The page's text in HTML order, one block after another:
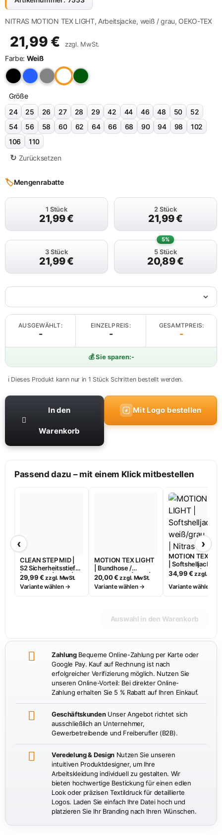
NITRAS MOTION TEX LIGHT, Arbeitsjacke, weiß / grau, OEKO-TEX
21,99 € zzgl. MwSt.
Farbe: Weiß
Größe
24
25 26 27 28 29 42 44 46 48 50
52
54
56 58 60 62 64 66 68 90 94 98
102
106
110
Zurücksetzen
🏷️Mengenrabatte
1 Stück
21,99€
2 Stück
21,99€
3 Stück
21,99€
5 Stück
20,89€
5%
AUSGEWÄHLT:
-
EINZELPREIS:
-
GESAMTPREIS:
-
💰 Sie sparen:-
ℹ️ Dieses Produkt kann nur in 1 Stück Schritten bestellt werden.
In den
Warenkorb
Mit Logo bestellen
Passend dazu – mit einem Klick mitbestellen
‹
CLEAN STEP MID |
S2 Sicherheitsstiefel
| halbhoch | weiß |
7256
29,99€ zzgl. MwSt.
Variante wählen →
MOTION TEX LIGHT
| Bundhose /
Arbeitshose | lang |
weiß/grau | 7513
20,00€ zzgl. MwSt.
Variante wählen →
MOTION TEX
| Softshelljacke |
weiß/grau | 7153 |
Nitras
34,99€ zzgl.
Variante wählen →
›
Auswahl in den Warenkorb
ZahlungBequeme Online-Zahlung per Karte oder
Google Pay. Kauf auf Rechnung ist nach
erfolgreicher Verifizierung möglich. Nutzen Sie
unseren Online-Vorteil: Bei direkter Online-
Zahlung erhalten Sie 5 % Rabatt auf Ihren Einkauf.
GeschäftskundenUnser Angebot richtet sich
ausschließlich an Unternehmer,
Gewerbetreibende und Freiberufler (B2B).
Veredelung & DesignNutzen Sie unseren
intuitiven Produktdesigner, um Ihre
Arbeitskleidung individuell zu gestalten. Wir
bieten hochwertige Bestickung für einen edlen
Look oder präzisen Textildruck für detaillierte
Logos. Laden Sie einfach Ihre Datei hoch und
platzieren Sie Ihr Branding nach Ihren Wünschen.